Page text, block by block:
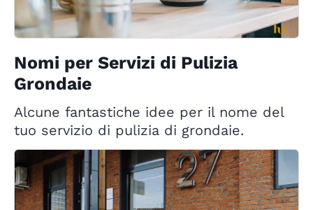
Nomi per Servizi di Pulizia
Grondaie
Alcune fantastiche idee per il nome del
tuo servizio di pulizia di grondaie.